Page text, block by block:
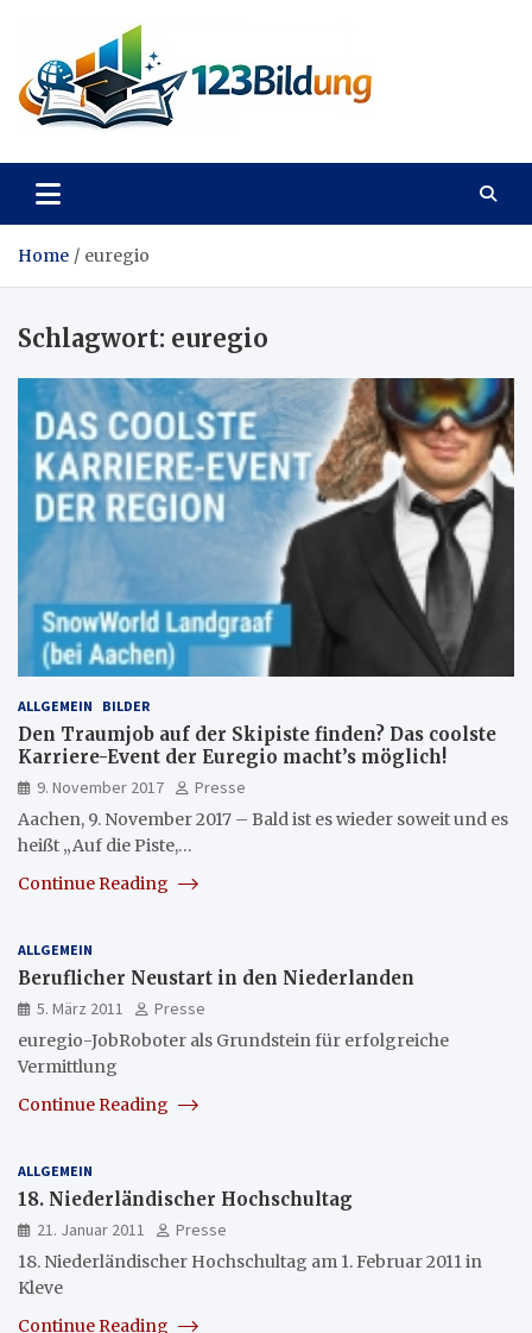
content
123Bildung
Home euregio
Schlagwort: euregio
ALLGEMEIN BILDER
Den Traumjob auf der Skipiste finden? Das coolste
Karriere-Event der Euregio macht’s möglich!
9. November 2017
Presse
Aachen, 9. November 2017 – Bald ist es wieder soweit und es
heißt „Auf die Piste,…
Continue Reading
ALLGEMEIN
Beruflicher Neustart in den Niederlanden
5. März 2011
Presse
euregio-JobRoboter als Grundstein für erfolgreiche
Vermittlung
Continue Reading
ALLGEMEIN
18. Niederländischer Hochschultag
21. Januar 2011
Presse
18. Niederländischer Hochschultag am 1. Februar 2011 in
Kleve
Continue Reading